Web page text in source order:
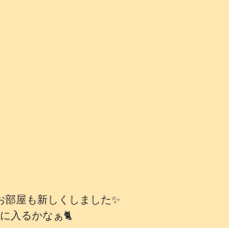
部屋も新しくしました✨
入るかなぁ🐈️